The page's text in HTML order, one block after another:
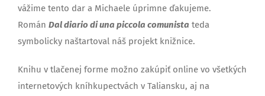
vážime tento dar a Michaele úprimne ďakujeme.
Román Dal diario di una piccola comunista teda
symbolicky naštartoval náš projekt knižnice.
Knihu v tlačenej forme možno zakúpiť online vo všetkých
internetových kníhkupectvách v Taliansku, aj na